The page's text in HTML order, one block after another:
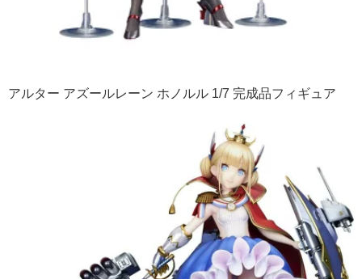
アルター アズールレーン ホノルル 1/7 完成品フィギュア